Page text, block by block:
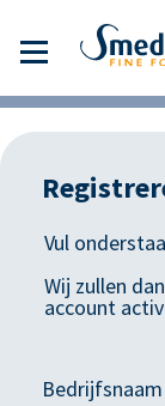
Vul
Wij zullen
account